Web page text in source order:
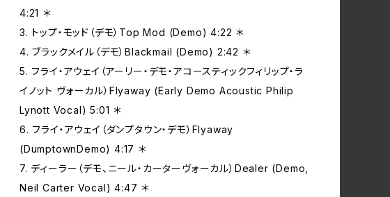
4:21 ＊
3. トップ‧モッド（デモ）Top Mod (Demo) 4:22 ＊
4. ブラックメイル（デモ）Blackmail (Demo) 2:42 ＊
5. フライ‧アウェイ（アーリー‧デモ‧アコースティックフィリップ‧ラ
イノット ヴォーカル）Flyaway (Early Demo Acoustic Philip
Lynott Vocal) 5:01 ＊
6. フライ‧アウェイ（ダンプタウン‧デモ）Flyaway
(DumptownDemo) 4:17 ＊
7. ディーラー（デモ、ニール‧カーターヴォーカル）Dealer (Demo,
Neil Carter Vocal) 4:47 ＊